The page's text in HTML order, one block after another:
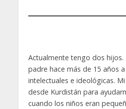
Actualmente tengo dos hijos.
padre hace más de 15 años
intelectuales e ideológicas.
desde Kurdistán para
cuando los niños eran